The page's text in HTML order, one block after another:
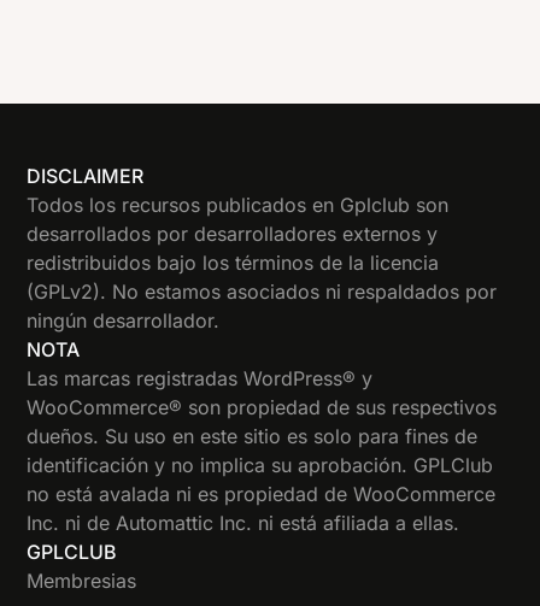
DISCLAIMER
Todos los recursos publicados en Gplclub son
desarrollados por desarrolladores externos y
redistribuidos bajo los términos de la licencia
(GPLv2). No estamos asociados ni respaldados por
ningún desarrollador.
NOTA
Las marcas registradas WordPress® y
WooCommerce® son propiedad de sus respectivos
dueños. Su uso en este sitio es solo para fines de
identificación y no implica su aprobación. GPLClub
no está avalada ni es propiedad de WooCommerce
Inc. ni de Automattic Inc. ni está afiliada a ellas.
GPLCLUB
Membresias